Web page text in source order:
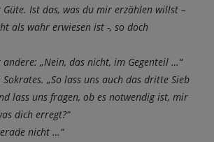
Güte. Ist das, was du mir erzählen willst –
als wahr erwiesen ist -, so doch
„Nein, das nicht, im Gegenteil …“
„So lass uns auch das dritte Sieb
lass uns fragen, ob es notwendig ist, mir
dich erregt?“
nicht …“